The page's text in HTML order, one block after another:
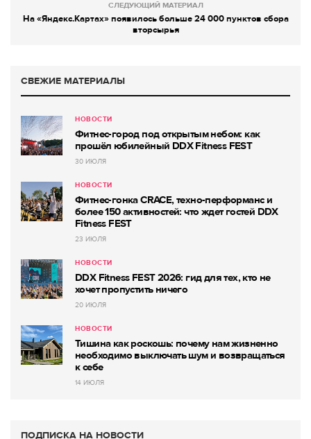
СЛЕДУЮЩИЙ МАТЕРИАЛ
На «Яндекс.Картах» появилось больше 24 000 пунктов сбора
вторсырья
СВЕЖИЕ МАТЕРИАЛЫ
НОВОСТИ
Фитнес-город под открытым небом: как
прошёл юбилейный DDX Fitness FEST
30 ИЮЛЯ
НОВОСТИ
Фитнес-гонка CRACE, техно-перформанс и
более 150 активностей: что ждет гостей DDX
Fitness FEST
23 ИЮЛЯ
НОВОСТИ
DDX Fitness FEST 2026: гид для тех, кто не
хочет пропустить ничего
20 ИЮЛЯ
НОВОСТИ
Тишина как роскошь: почему нам жизненно
необходимо выключать шум и возвращаться
к себе
14 ИЮЛЯ
ПОДПИСКА НА НОВОСТИ